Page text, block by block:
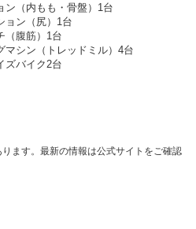
ン（内もも・骨盤）1台
ョン（尻）1台
（腹筋）1台
マシン（トレッドミル）4台
ズバイク2台
ます。最新の情報は公式サイトをご確認